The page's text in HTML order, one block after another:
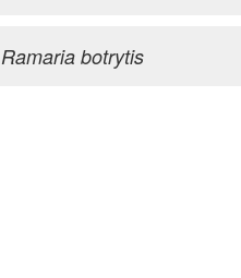
Ramaria botrytis